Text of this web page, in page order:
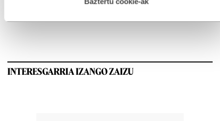
GEHIEN IRAKURRIAK
INTERESGARRIA IZANGO ZAIZU